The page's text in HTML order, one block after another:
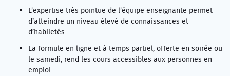
L’expertise très pointue de l’équipe enseignante permet
d’atteindre un niveau élevé de connaissances et
d’habiletés.
La formule en ligne et à temps partiel, offerte en soirée ou
le samedi, rend les cours accessibles aux personnes en
emploi.